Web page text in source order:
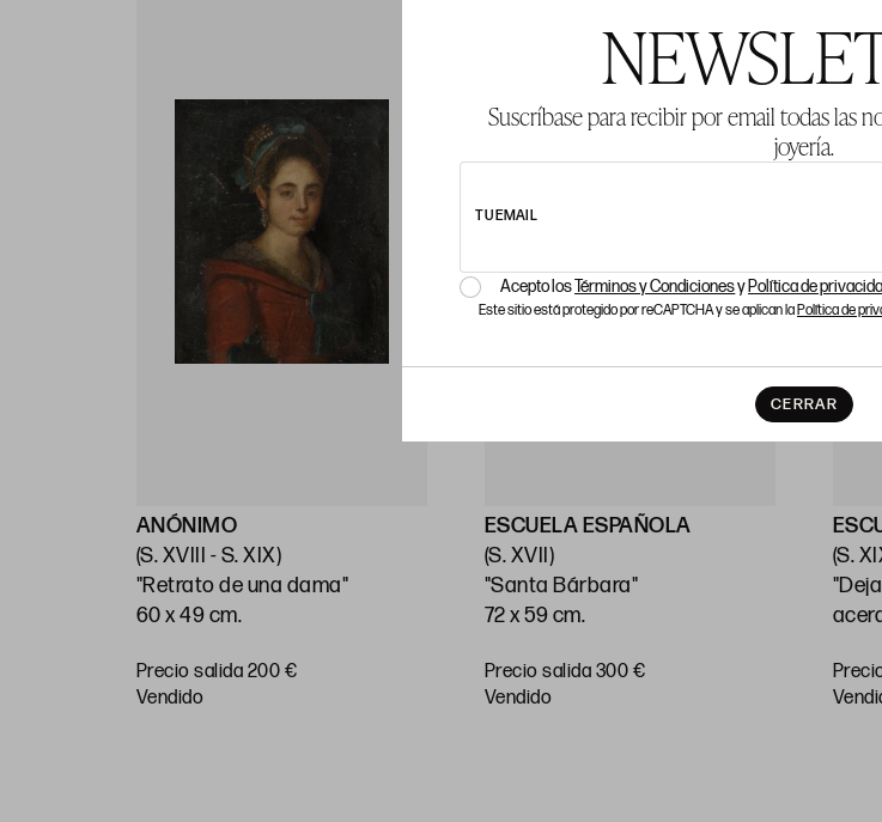
Suscríbase para recibir por email todas las
joyería.
TU EMAIL
Acepto losTérminos y Condicionesy Política de
Este sitio está protegido por reCAPTCHA y se aplican laPolítica de
CERRAR
ANÓNIMO
(S. XVIII - S. XIX)
"Retrato de una dama"
60 x 49 cm.
Precio salida 200 €
vendido
ESCUELA ESPAÑOLA
(S. XVII)
"Santa Bárbara"
72 x 59 cm.
Precio salida 300 €
vendido
(S.